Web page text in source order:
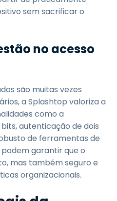
sem sacrificar o
no acesso
são muitas vezes
a Splashtop valoriza a
como a
autenticação de dois
de ferramentas de
podem garantir que o
mas também seguro e
organizacionais.